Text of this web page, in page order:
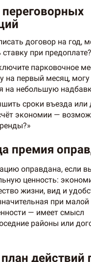
договор на год,
при
парковочное
на первый месяц, могу
на небольшую
сроки въезда
экономии —
премия
оправдана, если
ценность:
жизни, вид и
при малой
— имеет смысл
районы или
действий